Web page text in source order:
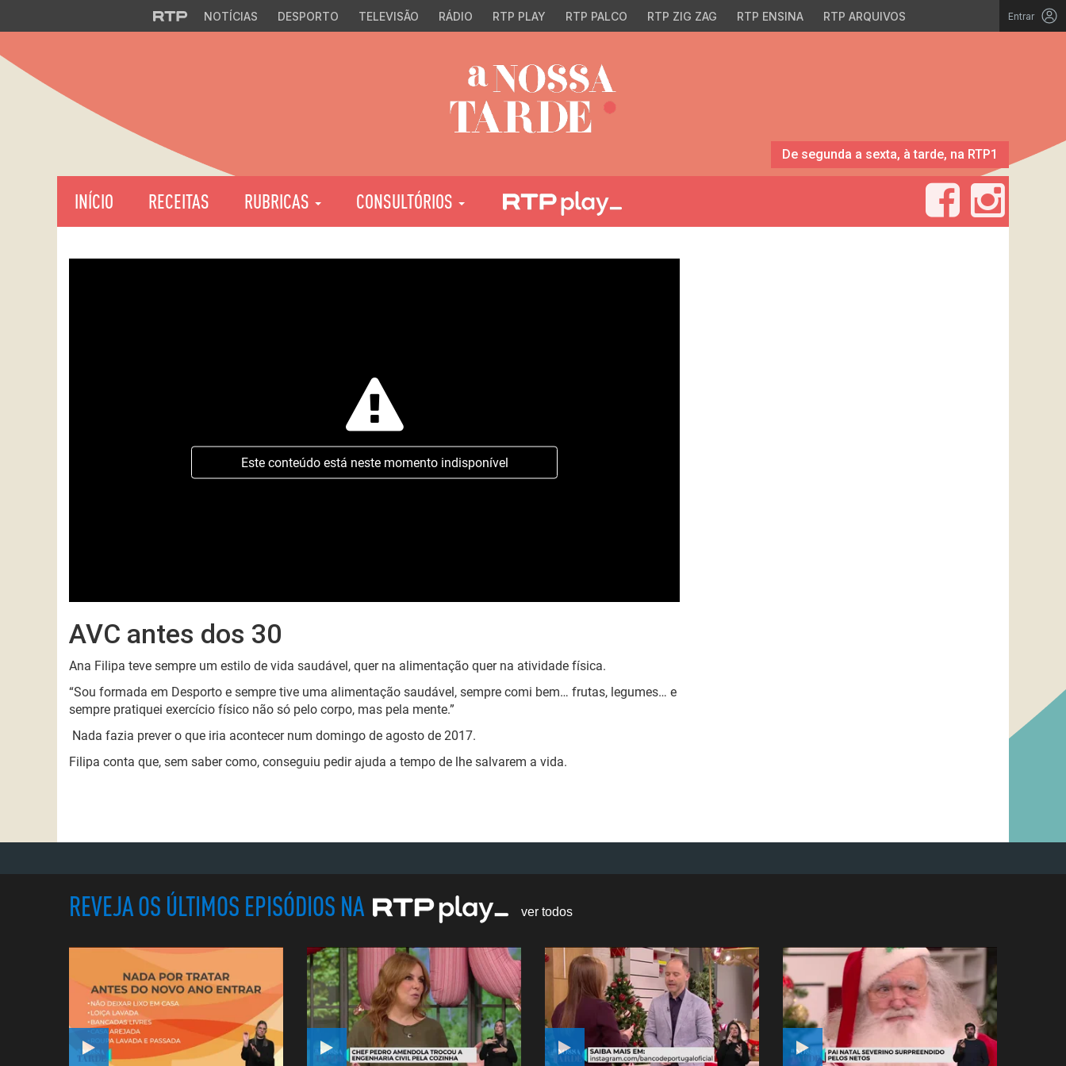
NOTÍCIAS DESPORTO TELEVISÃO RÁDIO RTP PLAY RTP PALCO RTP ZIG ZAG RTP ENSINA RTP ARQUIVOS Entrar
De segunda a sexta, à tarde, na RTP1
INÍCIO RECEITAS RUBRICAS CONSULTÓRIOS
Este conteúdo está neste momento indisponível
AVC antes dos 30
Ana Filipa teve sempre um estilo de vida saudável, quer na alimentação quer na atividade física.
“Sou formada em Desporto e sempre tive uma alimentação saudável, sempre comi bem… frutas, legumes… e
sempre pratiquei exercício físico não só pelo corpo, mas pela mente.”
Nada fazia prever o que iria acontecer num domingo de agosto de 2017.
Filipa conta que, sem saber como, conseguiu pedir ajuda a tempo de lhe salvarem a vida.
REVEJA OS ÚLTIMOS EPISÓDIOS NA ver todos